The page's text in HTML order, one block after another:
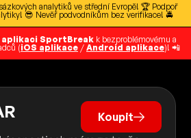
analytiků ve střední Evropě! 🏆 Podpoř
😎 Nevěř podvodníkům bez verifikace! 🚔
aplikaci SportBreak k bezproblémovému a
(iOS aplikace / Android aplikace)! 📲
Koupit